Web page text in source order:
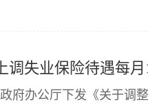
调失业保险待遇每月
府办公厅下发《关于调